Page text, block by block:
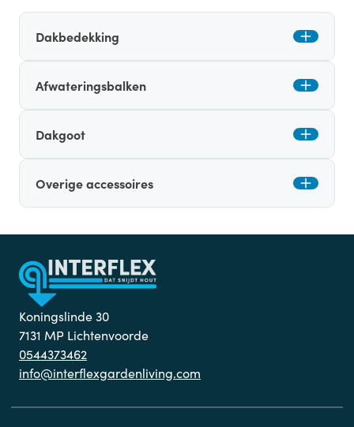
Dakbedekking
Afwateringsbalken
Dakgoot
Overige accessoires
Koningslinde 30
7131 MP Lichtenvoorde
0544373462
info@interflexgardenliving.com